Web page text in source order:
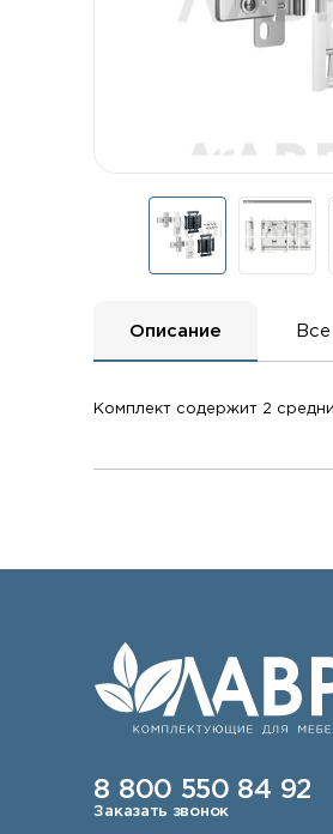
Описание
Комплект содержит 2
8 800 550 84 92
Заказать звонок